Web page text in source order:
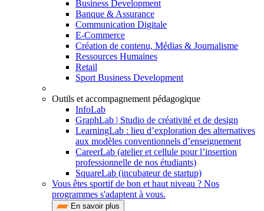
Business Development
Banque & Assurance
Communication Digitale
E-Commerce
Création de contenu, Médias & Journalisme
Ressources Humaines
Retail
Sport Business Development
Outils et accompagnement pédagogique
InfoLab
GraphLab | Studio de créativité et de design
LearningLab : lieu d’exploration des alternatives
aux modèles conventionnels d’enseignement
CareerLab (atelier et cellule pour l’insertion
professionnelle de nos étudiants)
SquareLab (incubateur de startup)
Vous êtes sportif de bon et haut niveau ? Nos
programmes s'adaptent à vous.
En savoir plus